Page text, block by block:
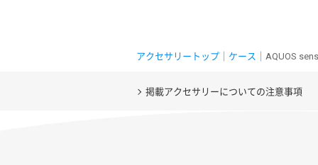
アクセサリートップ ケース ｜AQUOS
掲載アクセサリーについての注意事項